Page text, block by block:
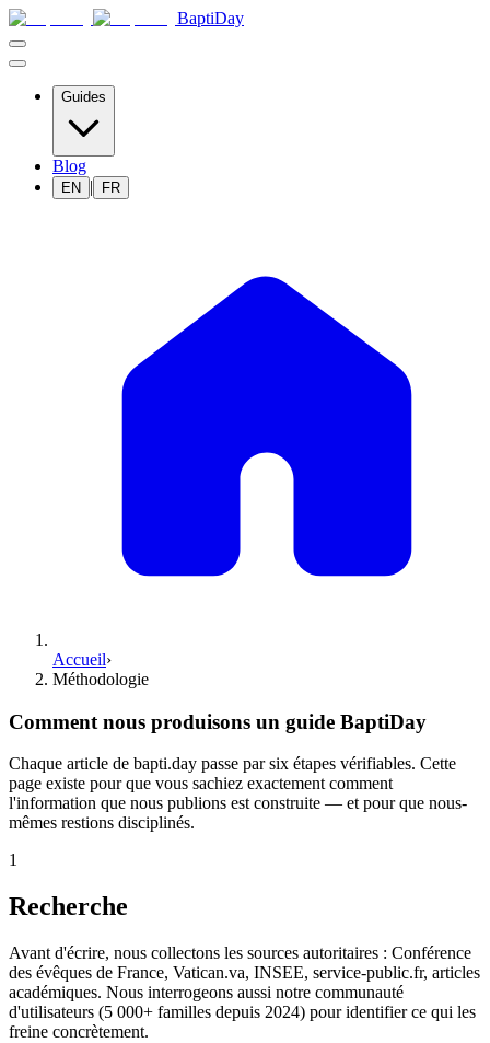
BaptiDay
Guides
Blog
EN | FR
Accueil›
Méthodologie
Comment nous produisons un guide BaptiDay
Chaque article de bapti.day passe par six étapes vérifiables. Cette
page existe pour que vous sachiez exactement comment
l'information que nous publions est construite — et pour que nous-
mêmes restions disciplinés.
1
Recherche
Avant d'écrire, nous collectons les sources autoritaires : Conférence
des évêques de France, Vatican.va, INSEE, service-public.fr, articles
académiques. Nous interrogeons aussi notre communauté
d'utilisateurs (5 000+ familles depuis 2024) pour identifier ce qui les
freine concrètement.